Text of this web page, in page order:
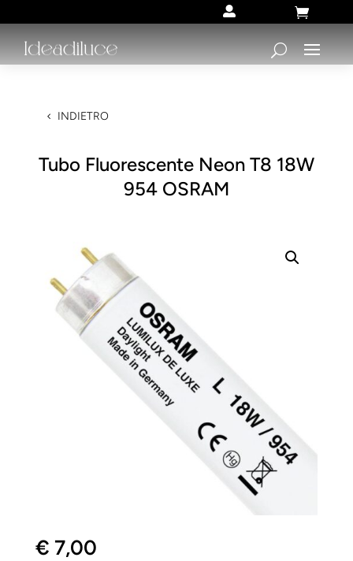
 
INDIETRO
Tubo Fluorescente Neon T8 18W
954 OSRAM
€ 7,00